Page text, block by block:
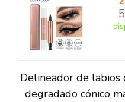
Delineador de
degradado cónico